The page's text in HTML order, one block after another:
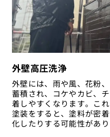
外壁高圧洗浄
外壁には、雨や風、花粉
蓄積され、コケやカビ、
着しやすくなります。こ
塗装をすると、塗料が密
化したりする可能性があり